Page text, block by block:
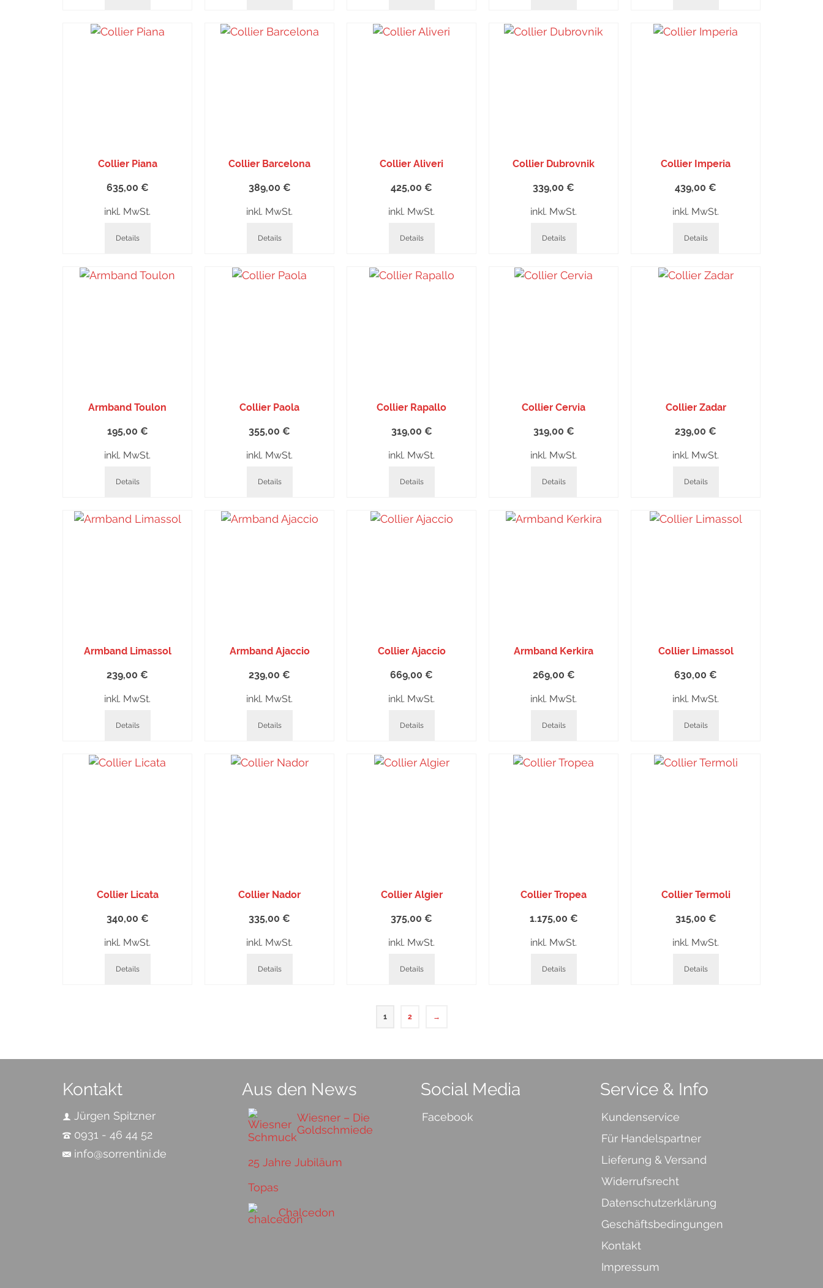
Collier Piana
635,00 €
inkl. MwSt.
Details
Collier Barcelona
389,00 €
inkl. MwSt.
Details
Collier Aliveri
425,00 €
inkl. MwSt.
Details
Collier Dubrovnik
339,00 €
inkl. MwSt.
Details
Collier Imperia
439,00 €
inkl. MwSt.
Details
Armband Toulon
195,00 €
inkl. MwSt.
Details
Collier Paola
355,00 €
inkl. MwSt.
Details
Collier Rapallo
319,00 €
inkl. MwSt.
Details
Collier Cervia
319,00 €
inkl. MwSt.
Details
Collier Zadar
239,00 €
inkl. MwSt.
Details
Armband Limassol
239,00 €
inkl. MwSt.
Details
Armband Ajaccio
239,00 €
inkl. MwSt.
Details
Collier Ajaccio
669,00 €
inkl. MwSt.
Details
Armband Kerkira
269,00 €
inkl. MwSt.
Details
Collier Limassol
630,00 €
inkl. MwSt.
Details
Collier Licata
340,00 €
inkl. MwSt.
Details
Collier Nador
335,00 €
inkl. MwSt.
Details
Collier Algier
375,00 €
inkl. MwSt.
Details
Collier Tropea
1.175,00 €
inkl. MwSt.
Details
Collier Termoli
315,00 €
inkl. MwSt.
Details
1 2 →
Kontakt
Jürgen Spitzner
0931 - 46 44 52
info@sorrentini.de
Aus den News
Wiesner – Die
Goldschmiede
25 Jahre Jubiläum
Topas
Chalcedon
Social Media
Facebook
Service & Info
Kundenservice
Für Handelspartner
Lieferung & Versand
Widerrufsrecht
Datenschutzerklärung
Geschäftsbedingungen
Kontakt
Impressum